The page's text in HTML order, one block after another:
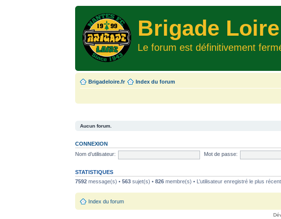
Brigade Loire
Le forum est définitivement
Brigadeloire.fr Index du forum
Aucun forum.
CONNEXION
Nom d’utilisateur:
Mot de passe:
STATISTIQUES
7592 message(s) •563 sujet(s) •826 membre(s) • L’utilisateur enregistré le plus
Index du forum